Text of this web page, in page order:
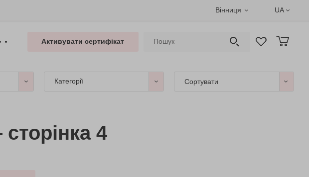
Вінниця UA
Активувати сертифікат
Категорії Сортувати
4